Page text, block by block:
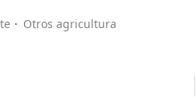
Otros agricultura